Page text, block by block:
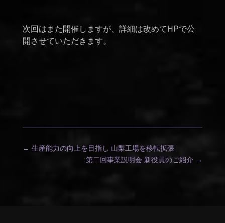
次回はまた開催しますが、詳細は改めてHPで公
開させていただきます。
← 生産能力の向上を目指し 山梨工場を移転拡張
第二回事業説明会 新役員のご紹介 →